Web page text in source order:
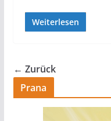
Weiterlesen
← Zurück
Prana